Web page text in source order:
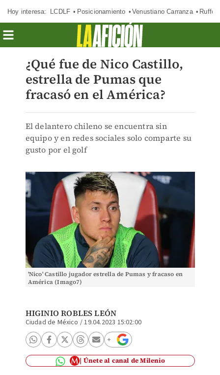
Hoy interesa: LCDLF Posicionamiento Venustiano Carranza Ruffo
¿Qué fue de Nico Castillo,
estrella de Pumas que
fracasó en el América?
El delantero chileno se encuentra sin
equipo y en redes sociales solo comparte su
gusto por el golf
'Nico' Castillo jugador estrella de Pumas y fracaso en
América (Imago7)
HIGINIO ROBLES LEÓN
Ciudad de México /19.04.2023 15:02:00
Únete al canal de Milenio